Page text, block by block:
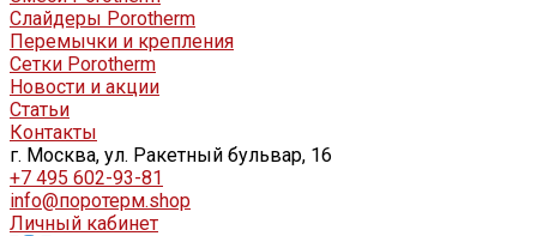
Слайдеры Porotherm
Перемычки и крепления
Сетки Porotherm
Новости и акции
Статьи
Контакты
г. Москва, ул. Ракетный бульвар, 16
+7 495 602-93-81
info@поротерм.shop
Личный кабинет